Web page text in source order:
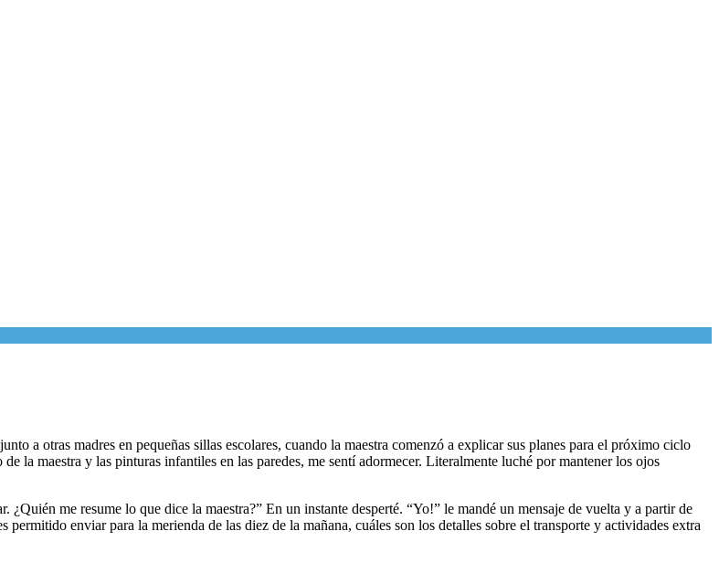
a otras madres en pequeñas sillas escolares, cuando la maestra comenzó a explicar sus planes para el próximo ciclo
la maestra y las pinturas infantiles en las paredes, me sentí adormecer. Literalmente luché por mantener los ojos
me resume lo que dice la maestra?” En un instante desperté. “Yo!” le mandé un mensaje de vuelta y a partir de
enviar para la merienda de las diez de la mañana, cuáles son los detalles sobre el transporte y actividades extra